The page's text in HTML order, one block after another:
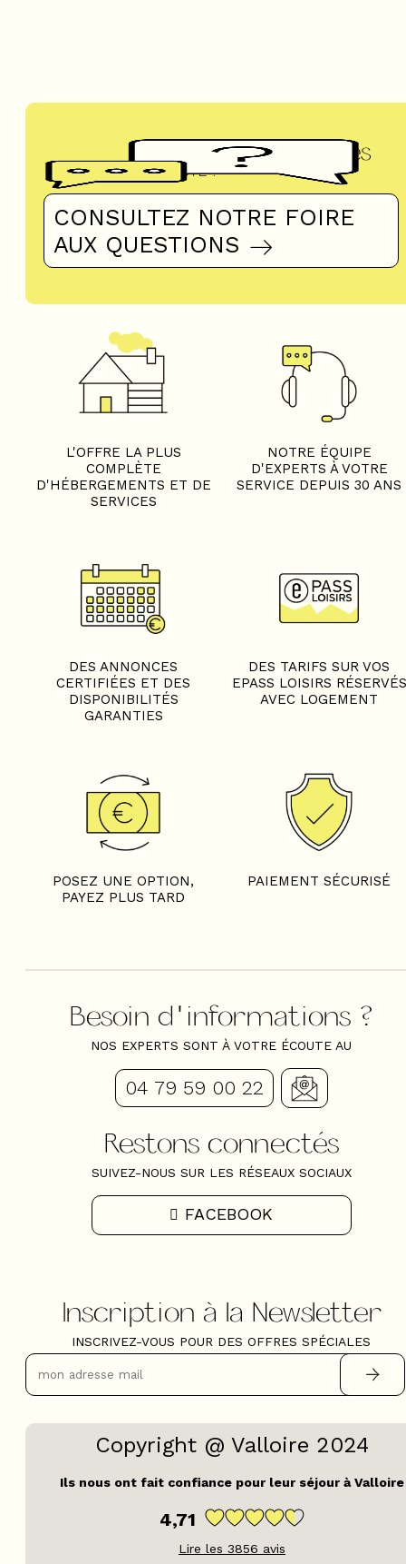
4 pièces - CHALET
OpenStreetMap Streets
Satellite
Leaflet |©OpenStreetMap
Questions fréquentes
UN DOUTE ?
CONSULTEZ NOTRE FOIRE
AUX QUESTIONS
L'OFFRE LA PLUS
COMPLÈTE
D'HÉBERGEMENTS ET DE
SERVICES
NOTRE ÉQUIPE
D'EXPERTS À VOTRE
SERVICE DEPUIS 30 ANS
DES ANNONCES
CERTIFIÉES ET DES
DISPONIBILITÉS
GARANTIES
DES TARIFS SUR VOS
EPASS LOISIRS RÉSERVÉS
AVEC LOGEMENT
POSEZ UNE OPTION,
PAYEZ PLUS TARD
PAIEMENT SÉCURISÉ
Besoin d'informations ?
NOS EXPERTS SONT À VOTRE ÉCOUTE AU
04 79 59 00 22
Restons connectés
SUIVEZ-NOUS SUR LES RÉSEAUX SOCIAUX
FACEBOOK
Inscription à la Newsletter
INSCRIVEZ-VOUS POUR DES OFFRES SPÉCIALES
Copyright @ Valloire 2024
Ils nous ont fait confiance pour leur séjour à Valloire
4,71
Lire les 3856 avis